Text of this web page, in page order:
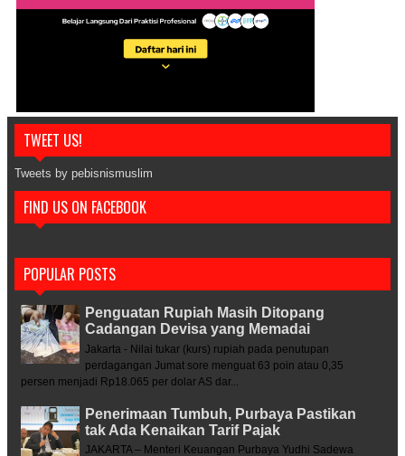
TWEET US!
Tweets by pebisnismuslim
FIND US ON FACEBOOK
POPULAR POSTS
Penguatan Rupiah Masih Ditopang
Cadangan Devisa yang Memadai
Jakarta - Nilai tukar (kurs) rupiah pada penutupan
perdagangan Jumat sore menguat 63 poin atau 0,35
persen menjadi Rp18.065 per dolar AS dar...
Penerimaan Tumbuh, Purbaya Pastikan
tak Ada Kenaikan Tarif Pajak
JAKARTA – Menteri Keuangan Purbaya Yudhi Sadewa